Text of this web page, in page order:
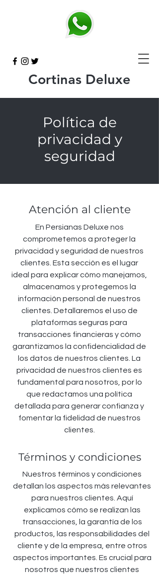
Cortinas Deluxe
Política de
privacidad y
seguridad
Atención al cliente
En Persianas Deluxe nos
comprometemos a proteger la
privacidad y seguridad de nuestros
clientes. Esta sección es el lugar
ideal para explicar cómo manejamos,
almacenamos y protegemos la
información personal de nuestros
clientes. Detallaremos el uso de
plataformas seguras para
transacciones financieras y cómo
garantizamos la confidencialidad de
los datos de nuestros clientes. La
privacidad de nuestros clientes es
fundamental para nosotros, por lo
que redactamos una política
detallada para generar confianza y
fomentar la fidelidad de nuestros
clientes.
Términos y condiciones
Nuestros términos y condiciones
detallan los aspectos más relevantes
para nuestros clientes. Aquí
explicamos cómo se realizan las
transacciones, la garantía de los
productos, las responsabilidades del
cliente y de la empresa, entre otros
aspectos importantes. Es crucial para
nosotros que nuestros clientes